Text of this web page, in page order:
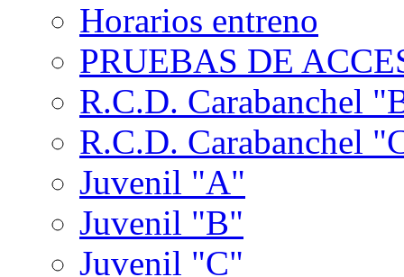
Horarios entreno
PRUEBAS DE
R.C.D. Carabanchel
R.C.D. Carabanchel
Juvenil "A"
Juvenil "B"
Juvenil "C"